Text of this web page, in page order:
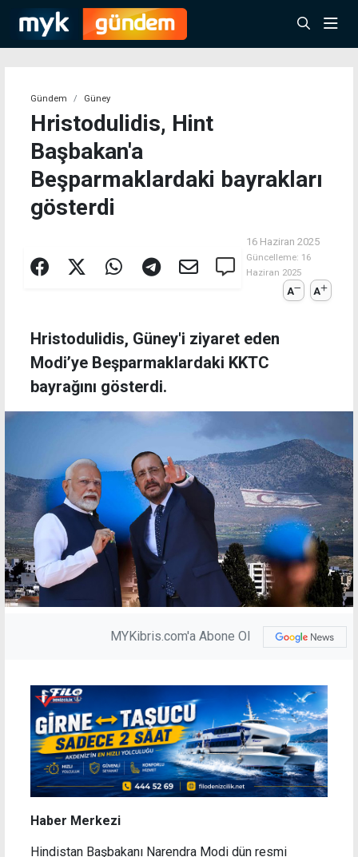
Gündem Güney
Hristodulidis, Hint
Başbakan'a
Beşparmaklardaki bayrakları
gösterdi
16 Haziran 2025
Güncelleme: 16
Haziran 2025
A A
Hristodulidis, Güney'i ziyaret eden
Modi’ye Beşparmaklardaki KKTC
bayrağını gösterdi.
MYKibris.com'a Abone Ol
Haber Merkezi
Hindistan Başbakanı Narendra Modi dün resmi